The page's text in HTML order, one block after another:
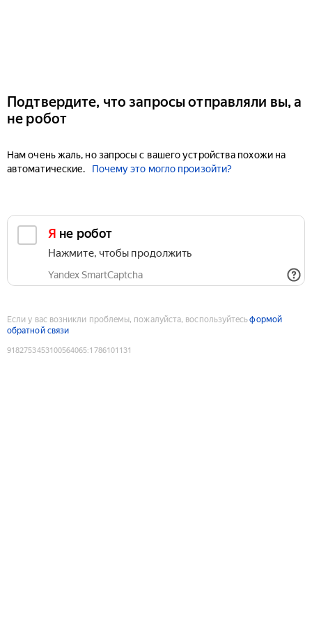
Подтвердите, что запросы отправляли вы, а
не робот
Нам очень жаль, но запросы с вашего устройства похожи на
автоматические.
Почему это могло произойти?
Я не робот
Нажмите, чтобы продолжить
Yandex SmartCaptcha
Если у вас возникли проблемы, пожалуйста, воспользуйтесьформой
обратной связи
9182753453100564065:1786101131